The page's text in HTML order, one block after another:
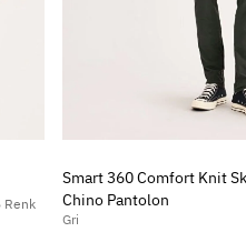
Renk
Smart 360 Comfort Knit
Chino Pantolon
Gri